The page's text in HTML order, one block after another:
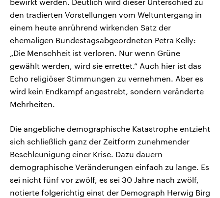
bewirkt werden. Deutlich wird dieser Unterschied zu
den tradierten Vorstellungen vom Weltuntergang in
einem heute anrührend wirkenden Satz der
ehemaligen Bundestagsabgeordneten Petra Kelly:
„Die Menschheit ist verloren. Nur wenn Grüne
gewählt werden, wird sie errettet.“ Auch hier ist das
Echo religiöser Stimmungen zu vernehmen. Aber es
wird kein Endkampf angestrebt, sondern veränderte
Mehrheiten.
Die angebliche demographische Katastrophe entzieht
sich schließlich ganz der Zeitform zunehmender
Beschleunigung einer Krise. Dazu dauern
demographische Veränderungen einfach zu lange. Es
sei nicht fünf vor zwölf, es sei 30 Jahre nach zwölf,
notierte folgerichtig einst der Demograph Herwig Birg